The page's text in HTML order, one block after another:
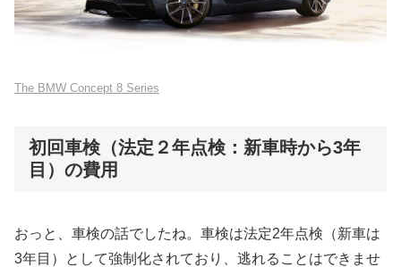
The BMW Concept 8 Series
初回車検（法定２年点検：新車時から3年
目）の費用
おっと、車検の話でしたね。車検は法定2年点検（新車は
3年目）として強制化されており、逃れることはできませ